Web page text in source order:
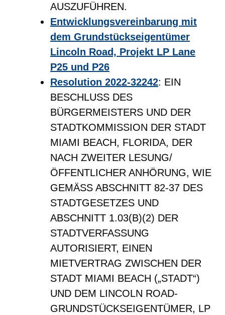
AUSZUFÜHREN.
Entwicklungsvereinbarung mit
dem Grundstückseigentümer
Lincoln Road, Projekt LP Lane
P25 und P26
Resolution 2022-32242: EIN
BESCHLUSS DES
BÜRGERMEISTERS UND DER
STADTKOMMISSION DER STADT
MIAMI BEACH, FLORIDA, DER
NACH ZWEITER LESUNG/
ÖFFENTLICHER ANHÖRUNG, WIE
GEMÄSS ABSCHNITT 82-37 DES
STADTGESETZES UND
ABSCHNITT 1.03(B)(2) DER
STADTVERFASSUNG
AUTORISIERT, EINEN
MIETVERTRAG ZWISCHEN DER
STADT MIAMI BEACH („STADT“)
UND DEM LINCOLN ROAD-
GRUNDSTÜCKSEIGENTÜMER, LP